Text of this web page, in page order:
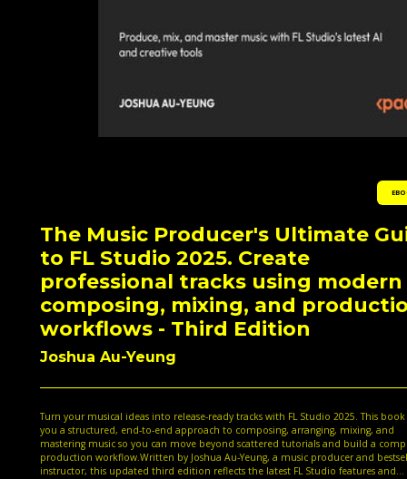
The Music Producer's Ultimate
to FL Studio 2025. Create
professional tracks using modern
composing, mixing, and
workflows - Third Edition
Joshua Au-Yeung
Turn your musical ideas into release-ready tracks with FL Studio 2025. This book
you a structured, end-to-end approach to composing, arranging, mixing, and
mastering music so you can move beyond scattered tutorials and build a
production workflow.Written by Joshua Au-Yeung, a music producer and
instructor, this updated third edition reflects the latest FL Studio features and